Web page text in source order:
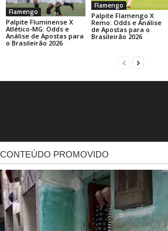
Flamengo
Palpite Fluminense X
Atlético-MG: Odds e
Análise de Apostas para
o Brasileirão 2026
Flamengo
Palpite Flamengo X
Remo: Odds e Análise
de Apostas para o
Brasileirão 2026